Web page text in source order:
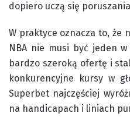
dopiero uczą się
W praktyce oznacza to, że
NBA nie musi być jeden
bardzo szeroką ofertę i
konkurencyjne kursy w
Superbet najczęściej
na handicapach i liniach